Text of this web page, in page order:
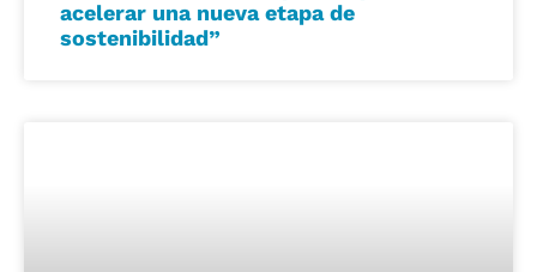
acelerar una nueva etapa de
sostenibilidad”